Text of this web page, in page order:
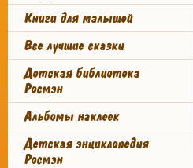
Книги для малышей
Все лучшие сказки
Детская библиотека
Росмэн
Альбомы наклеек
Детская энциклопедия
Росмэн